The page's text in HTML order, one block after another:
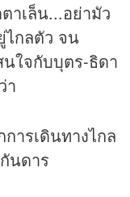
าเล็น...อย่ามัว
ไกลตัว จน
ใจกับบุตร-ธิดา
า
ารเดินทางไกล
นดาร